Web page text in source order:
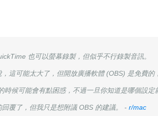
也可以螢幕錄製，但似乎不行錄製音訊。
這可能太大了，但開放廣播軟體 (OBS) 是免費的
時候可能會有點困惑，不過一旦你知道是哪個設定
覆了，但我只是想附議 OBS 的建議。 - r/mac